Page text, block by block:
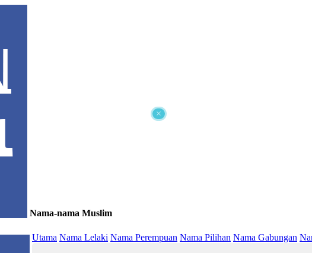
×
Nama-nama Muslim
Utama Nama Lelaki Nama Perempuan Nama Pilihan Nama Gabungan